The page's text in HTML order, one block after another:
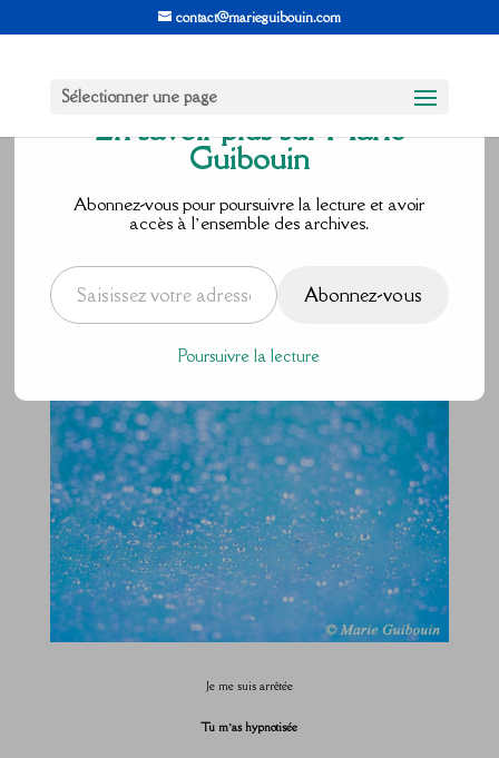
contact@marieguibouin.com
Sélectionner une page
Douceur
hypnotique
Marie Guibouin Jan 15, 2018| 4 commentaires
Je me suis arrêtée
Tu m’as hypnotisée
En savoir plus sur Marie
Guibouin
Abonnez-vous pour poursuivre la lecture et avoir
accès à l’ensemble des archives.
Saisissez votre adresse e-mail…
Abonnez-vous
Poursuivre la lecture